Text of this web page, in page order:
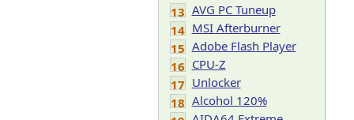
13 AVG PC Tuneup
14 MSI Afterburner
15 Adobe Flash Player
16 CPU-Z
17 Unlocker
18 Alcohol 120%